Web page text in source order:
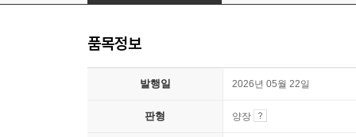
품목정보
발행일 2026년 05월 22일
판형 양장